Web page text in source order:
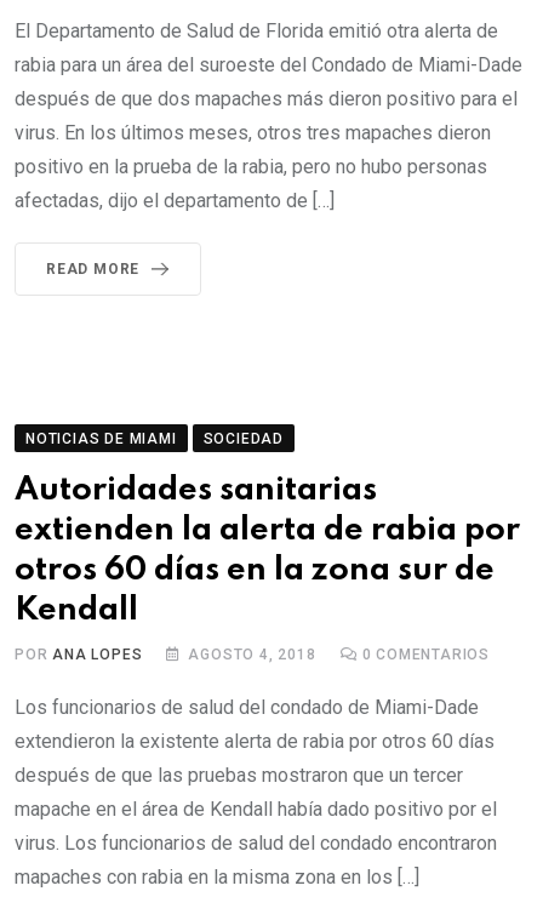
El Departamento de Salud de Florida emitió otra alerta de
rabia para un área del suroeste del Condado de Miami-Dade
después de que dos mapaches más dieron positivo para el
virus. En los últimos meses, otros tres mapaches dieron
positivo en la prueba de la rabia, pero no hubo personas
afectadas, dijo el departamento de […]
READ MORE
NOTICIAS DE MIAMI SOCIEDAD
Autoridades sanitarias
extienden la alerta de rabia por
otros 60 días en la zona sur de
Kendall
PORANA LOPES AGOSTO 4, 2018 0 COMENTARIOS
Los funcionarios de salud del condado de Miami-Dade
extendieron la existente alerta de rabia por otros 60 días
después de que las pruebas mostraron que un tercer
mapache en el área de Kendall había dado positivo por el
virus. Los funcionarios de salud del condado encontraron
mapaches con rabia en la misma zona en los […]